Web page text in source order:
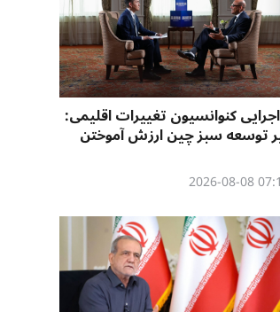
کنوانسیون تغییرات اقلیمی:
توسعه سبز چین ارزش آموختن